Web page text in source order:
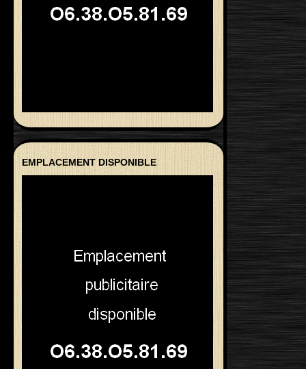
EMPLACEMENT DISPONIBLE